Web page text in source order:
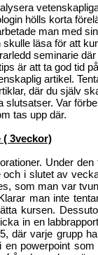
hölls korta
man med
läsa för att
seminarie
är att ta god tid
artikel.
där du själv
slutsatser. Var
tas upp där.
3veckor)
Under
i slutet av
som man var
man inte
kursen.
in en
där varje grupp
powerpoint